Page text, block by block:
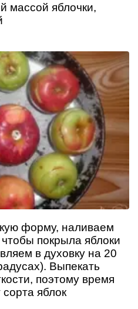
массой яблочки,
форму, наливаем
покрыла яблоки
в духовку на 20
Выпекать
поэтому время
яблок